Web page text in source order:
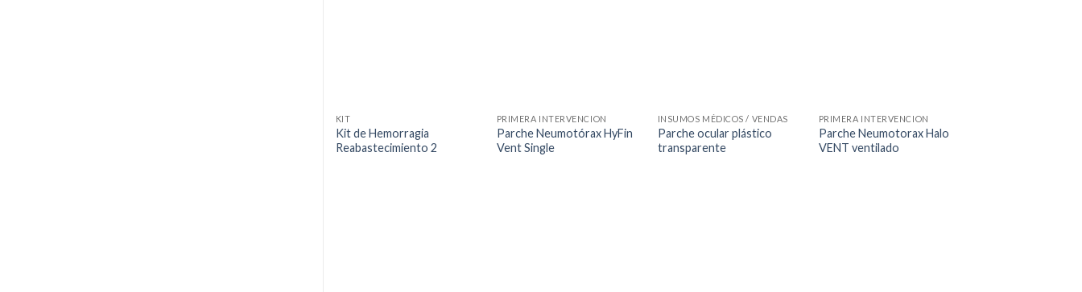
KIT
Kit de Hemorragia
Reabastecimiento 2
PRIMERA INTERVENCION
Parche Neumotórax HyFin
Vent Single
INSUMOS MÉDICOS / VENDAS
Parche ocular plástico
transparente
PRIMERA INTERVENCION
Parche Neumotorax Halo
VENT ventilado